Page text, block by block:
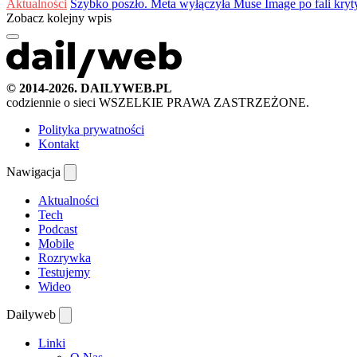
Aktualności Szybko poszło. Meta wyłączyła Muse Image po fali
Zobacz kolejny wpis
© 2014-2026. DAILYWEB.PL
codziennie o sieci WSZELKIE PRAWA ZASTRZEŻONE.
Polityka prywatności
Kontakt
Nawigacja
Aktualności
Tech
Podcast
Mobile
Rozrywka
Testujemy
Wideo
Dailyweb
Linki